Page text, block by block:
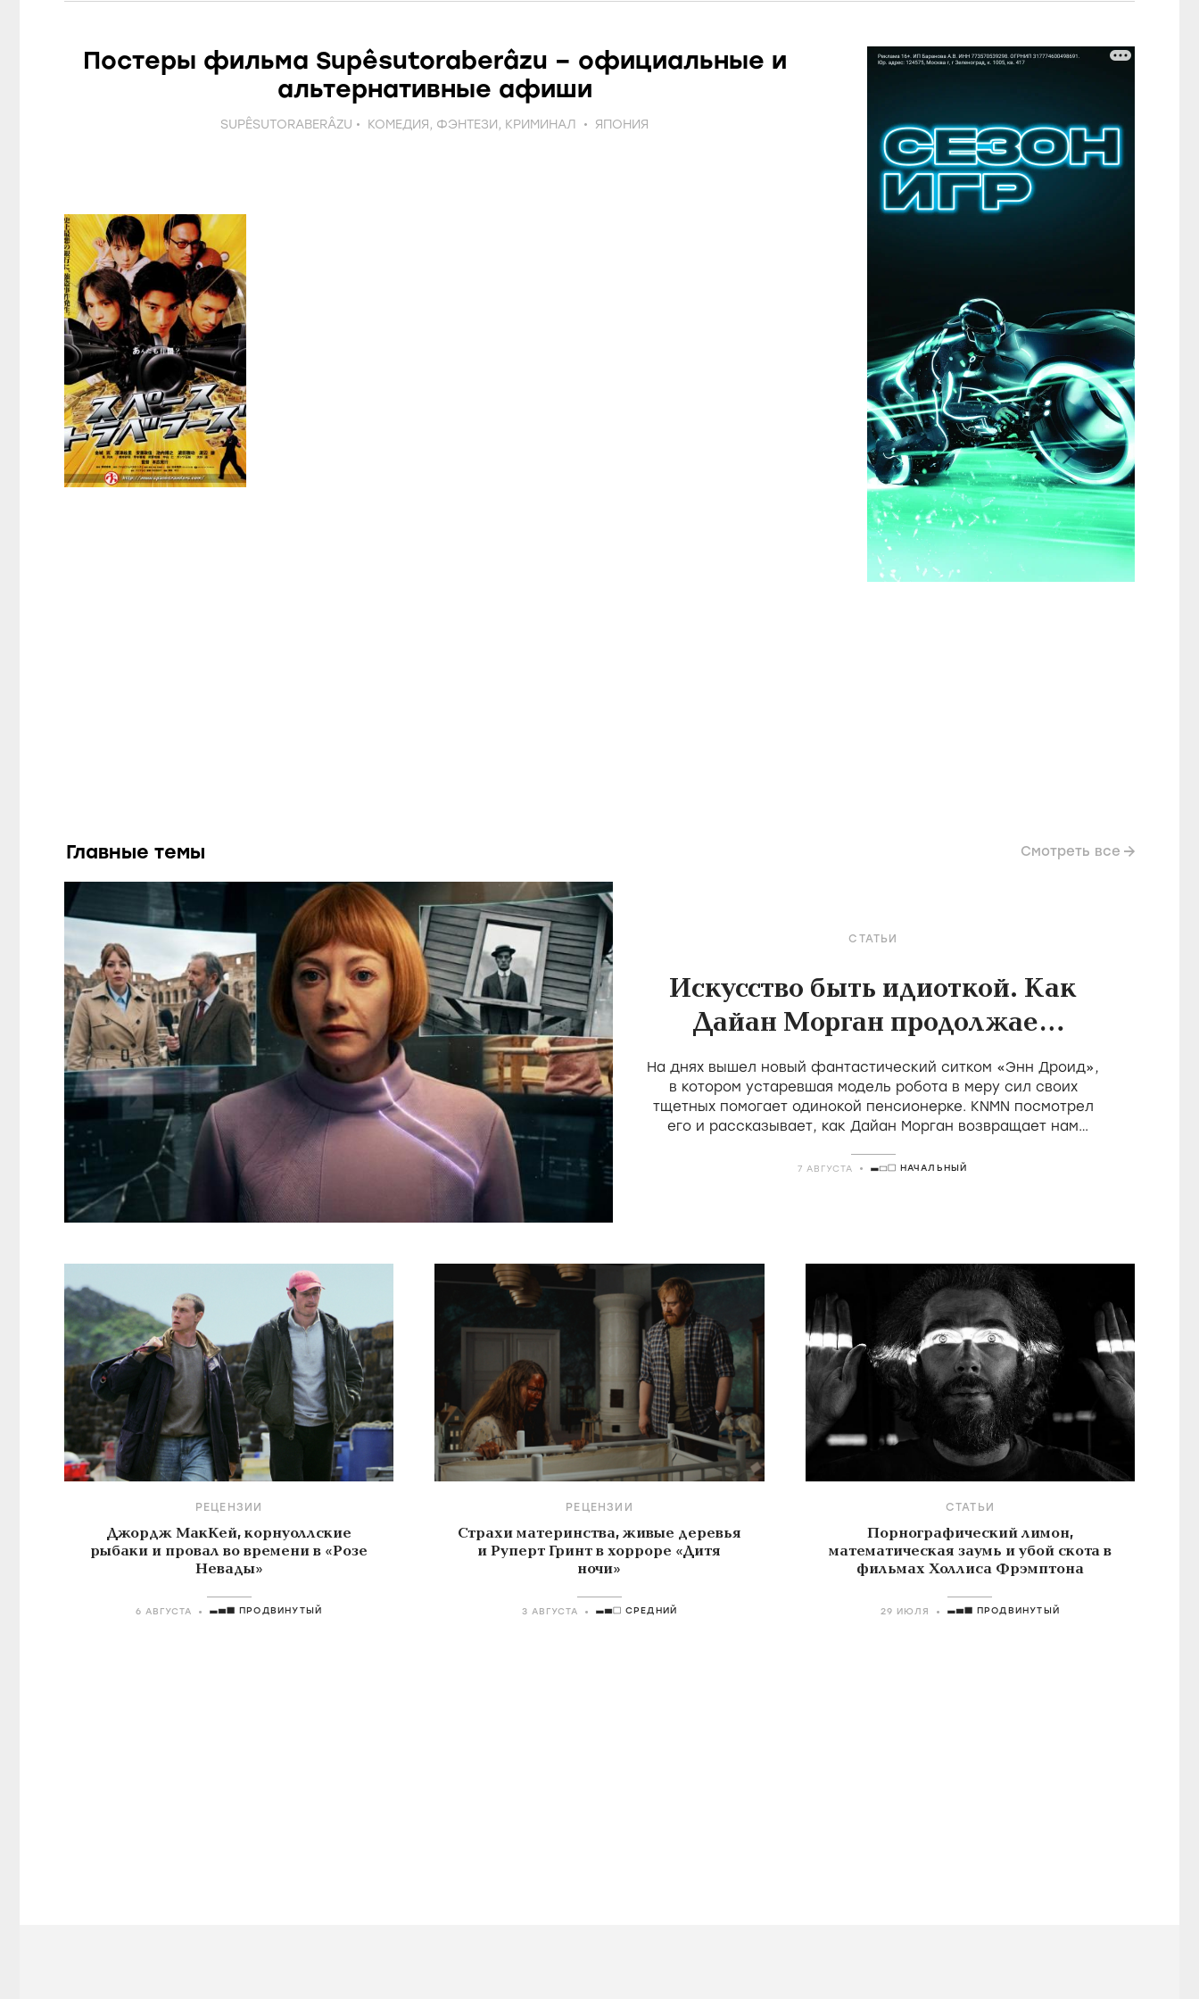
Постеры фильма Supêsutoraberâzu – официальные и
альтернативные афиши
SUPÊSUTORABERÂZU КОМЕДИЯ, ФЭНТЕЗИ, КРИМИНАЛ ЯПОНИЯ
Главные темы Смотреть все
СТАТЬИ
Искусство быть идиоткой. Как
Дайан Морган продолжает
последнюю великую
традицию британской
комедии
На днях вышел новый фантастический ситком «Энн Дроид»,
в котором устаревшая модель робота в меру сил своих
тщетных помогает одинокой пенсионерке. KNMN посмотрел
его и рассказывает, как Дайан Морган возвращает нам
7 АВГУСТА НАЧАЛЬНЫЙ
РЕЦЕНЗИИ
Джордж МакКей, корнуоллские
рыбаки и провал во времени в «Розе
Невады»
6 АВГУСТА ПРОДВИНУТЫЙ
РЕЦЕНЗИИ
Страхи материнства, живые деревья
и Руперт Гринт в хорроре «Дитя
ночи»
3 АВГУСТА СРЕДНИЙ
СТАТЬИ
Порнографический лимон,
математическая заумь и убой скота в
фильмах Холлиса Фрэмптона
29 ИЮЛЯ ПРОДВИНУТЫЙ